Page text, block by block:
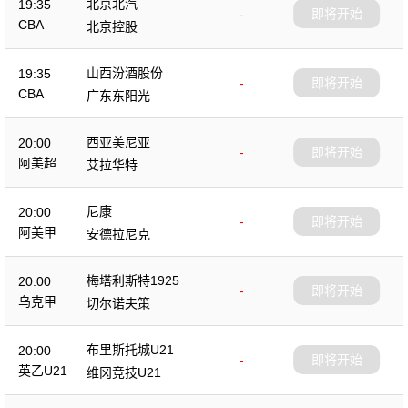
19:35
CBA
北京北汽
-
北京控股
即将开始
19:35
CBA
山西汾酒股份
-
广东东阳光
即将开始
20:00
阿美超
西亚美尼亚
-
艾拉华特
即将开始
20:00
阿美甲
尼康
-
安德拉尼克
即将开始
20:00
乌克甲
梅塔利斯特1925
-
切尔诺夫策
即将开始
20:00
英乙U21
布里斯托城U21
-
维冈竞技U21
即将开始